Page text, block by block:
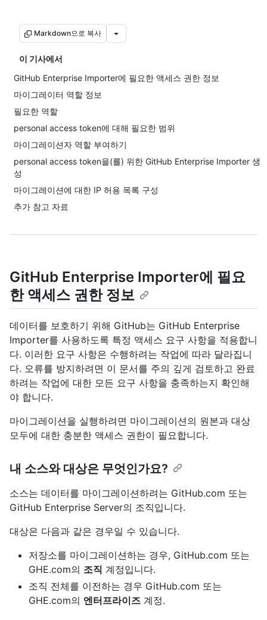
Markdown으로 복사
이 기사에서
GitHub Enterprise Importer에 필요한 액세스 권한 정보
마이그레이터 역할 정보
필요한 역할
personal access token에 대해 필요한 범위
마이그레이션자 역할 부여하기
personal access token을(를) 위한 GitHub Enterprise Importer 생
성
마이그레이션에 대한 IP 허용 목록 구성
추가 참고 자료
GitHub Enterprise Importer에 필요
한 액세스 권한 정보
데이터를 보호하기 위해 GitHub는 GitHub Enterprise
Importer를 사용하도록 특정 액세스 요구 사항을 적용합니
다. 이러한 요구 사항은 수행하려는 작업에 따라 달라집니
다. 오류를 방지하려면 이 문서를 주의 깊게 검토하고 완료
하려는 작업에 대한 모든 요구 사항을 충족하는지 확인해
야 합니다.
마이그레이션을 실행하려면 마이그레이션의 원본과 대상
모두에 대한 충분한 액세스 권한이 필요합니다.
내 소스와 대상은 무엇인가요?
소스는 데이터를 마이그레이션하려는 GitHub.com 또는
GitHub Enterprise Server의 조직입니다.
대상은 다음과 같은 경우일 수 있습니다.
저장소를 마이그레이션하는 경우, GitHub.com 또는
GHE.com의 조직 계정입니다.
조직 전체를 이전하는 경우 GitHub.com 또는
GHE.com의 엔터프라이즈 계정.